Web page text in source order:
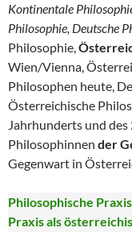
Kontinentale
Philosophie, Deutsche
Philosophie,
Wien/Vienna,
Philosophen heute,
Österreichische
Jahrhunderts und des
Philosophinnen der
Gegenwart in
Philosophische
Praxis als